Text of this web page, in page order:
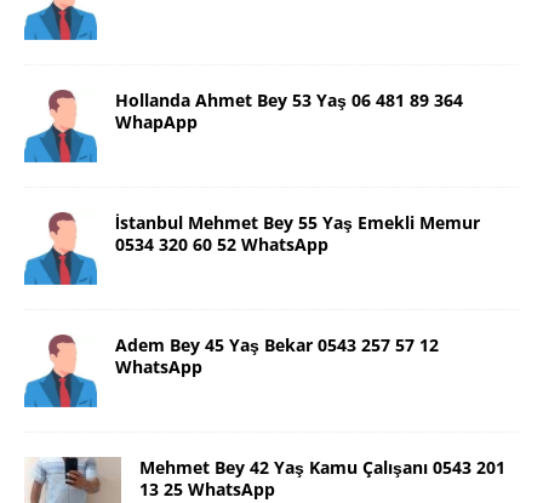
Hollanda Ahmet Bey 53 Yaş 06 481 89 364
WhapApp
İstanbul Mehmet Bey 55 Yaş Emekli Memur
0534 320 60 52 WhatsApp
Adem Bey 45 Yaş Bekar 0543 257 57 12
WhatsApp
Mehmet Bey 42 Yaş Kamu Çalışanı 0543 201
13 25 WhatsApp